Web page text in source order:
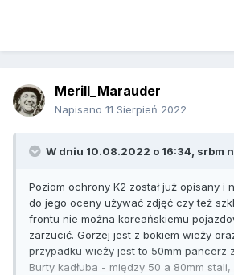
Merill_Marauder
Napisano 11 Sierpień 2022
W dniu 10.08.2022 o 16:34, srbm
Poziom ochrony K2 został już opisany i
do jego oceny używać zdjęć czy też
frontu nie można koreańskiemu
zarzucić. Gorzej jest z bokiem wieży
przypadku wieży jest to 50mm pancerz
Burty kadłuba - między 50 a 80mm stali,